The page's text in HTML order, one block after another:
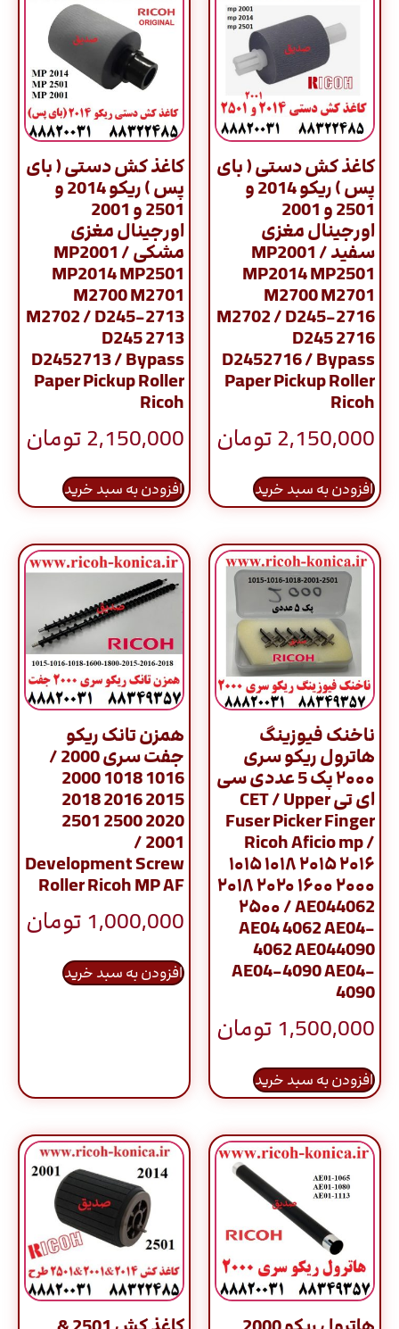
کاغذ کش دستی ( بای
پس ) ریکو 2014 و
2501 و 2001
اورجینال مغزی
سفید / MP2001
MP2014 MP2501
M2700 M2701
M2702 / D245-2716
D245 2716
D2452716 / Bypass
Paper Pickup Roller
Ricoh
2,150,000تومان
افزودن به سبد خرید
کاغذ کش دستی ( بای
پس ) ریکو 2014 و
2501 و 2001
اورجینال مغزی
مشکی / MP2001
MP2014 MP2501
M2700 M2701
M2702 / D245-2713
D245 2713
D2452713 / Bypass
Paper Pickup Roller
Ricoh
2,150,000تومان
افزودن به سبد خرید
ناخنک فیوزینگ
هاترول ریکو سری
۲۰۰۰ پک 5 عددی سی
ای تی CET / Upper
Fuser Picker Finger
Ricoh Aficio mp /
۱۰۱۵ ۱۰۱۸ ۲۰۱۵ ۲۰۱۶
۲۰۱۸ ۲۰۲۰ ۱۶۰۰ ۲۰۰۰
۲۵۰۰ / AE044062
AE04 4062 AE04-
4062 AE044090
AE04-4090 AE04-
4090
1,500,000 تومان
افزودن به سبد خرید
همزن تانک ریکو
جفت سری 2000 /
1016 1018 2000
2015 2016 2018
2020 2500 2501
2001 /
Development Screw
Roller Ricoh MP AF
1,000,000 تومان
افزودن به سبد خرید